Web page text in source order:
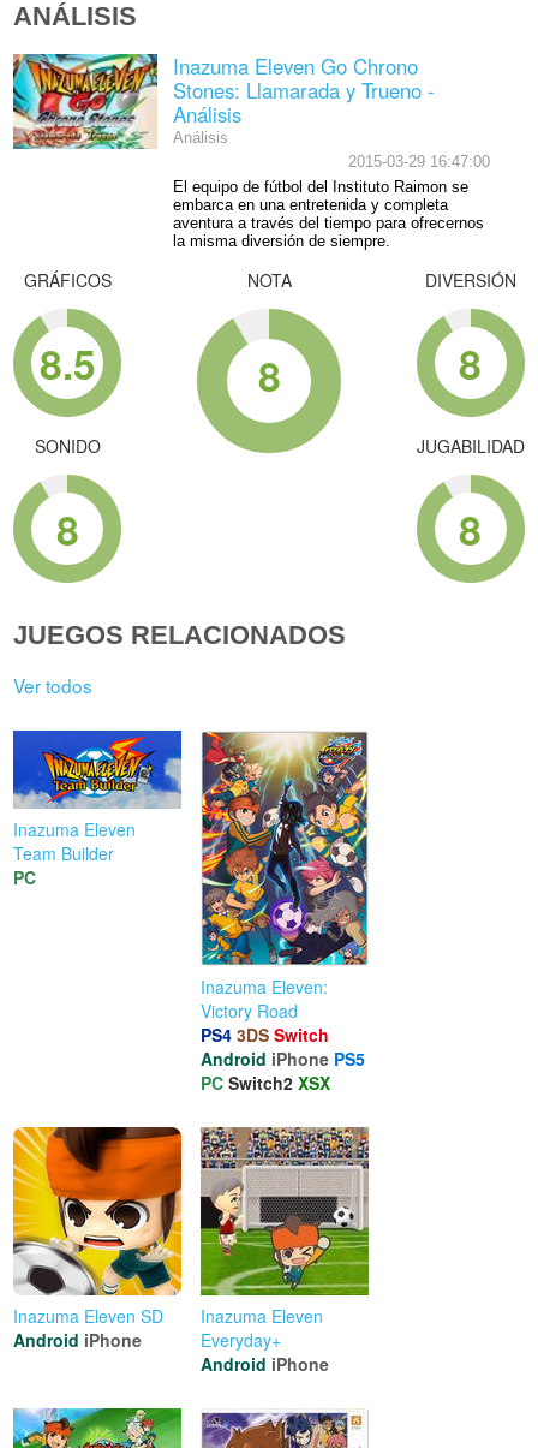
ANÁLISIS
Inazuma Eleven Go Chrono
Stones: Llamarada y Trueno -
Análisis
Análisis
2015-03-29 16:47:00
El equipo de fútbol del Instituto Raimon se
embarca en una entretenida y completa
aventura a través del tiempo para ofrecernos
la misma diversión de siempre.
GRÁFICOS
8.5
SONIDO
8
NOTA
8
DIVERSIÓN
8
JUGABILIDAD
8
JUEGOS RELACIONADOS
Ver todos
Inazuma Eleven
Team Builder
PC
Inazuma Eleven:
Victory Road
PS4 3DS Switch
Android iPhone PS5
PC Switch2 XSX
Inazuma Eleven SD
Android iPhone
Inazuma Eleven
Everyday+
Android iPhone